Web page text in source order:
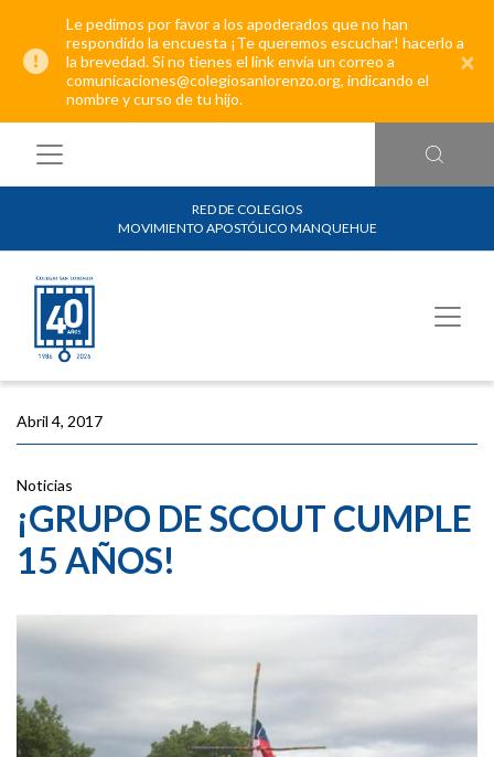
Le pedimos por favor a los apoderados que no han
respondido la encuesta ¡Te queremos escuchar! hacerlo a
la brevedad. Si no tienes el link envía un correo a
comunicaciones@colegiosanlorenzo.org, indicando el
nombre y curso de tu hijo.
×
RED DE COLEGIOS
MOVIMIENTO APOSTÓLICO MANQUEHUE
Abril 4, 2017
Noticias
¡GRUPO DE SCOUT CUMPLE
15 AÑOS!